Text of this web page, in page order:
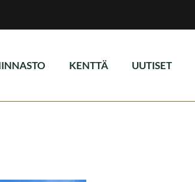
KENTTÄ UUTISET